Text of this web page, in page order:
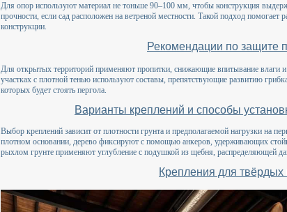
Для опор используют материал не тоньше 90–100 мм, чтобы конструкция
прочности, если сад расположен на ветреной местности. Такой подход помогает
конструкции.
Рекомендации по защите
Для открытых территорий применяют пропитки, снижающие впитывание влаги
участках с плотной тенью используют составы, препятствующие развитию
которых будет стоять пергола.
Варианты креплений и способы
Выбор креплений зависит от плотности грунта и предполагаемой нагрузки на
плотном основании, дерево фиксируют с помощью анкеров, удерживающих
рыхлом грунте применяют углубление с подушкой из щебня, распределяющей
Крепления для твёрдых